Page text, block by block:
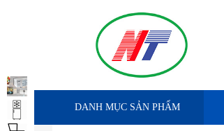
DANH MỤC SẢN PHẨM